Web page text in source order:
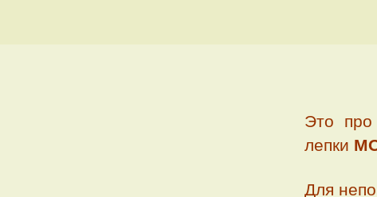
Это про
лепки
Для